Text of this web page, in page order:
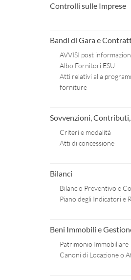
Controlli sulle Imprese
Bandi di Gara e
AVVISI post
Albo Fornitori ESU
Atti relativi alla
forniture
Sovvenzioni,
Criteri e modalità
Atti di concessione
Bilanci
Bilancio Preventivo e
Piano degli Indicatori e
Beni Immobili e
Patrimonio Immobiliare
Canoni di Locazione o